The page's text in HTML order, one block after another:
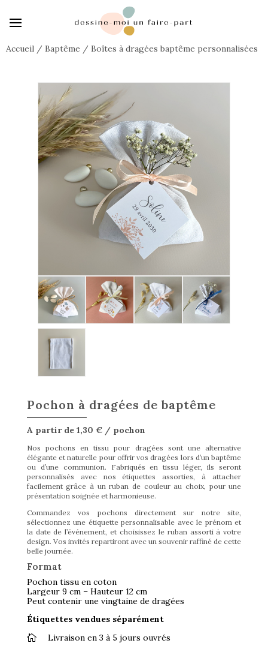
Accueil / Baptême / Boîtes à dragées baptême personnalisées
Pochon à dragées de baptême
A partir de 1,30 € / pochon
Nos pochons en tissu pour dragées sont une alternative
élégante et naturelle pour offrir vos dragées lors d’un baptême
ou d’une communion. Fabriqués en tissu léger, ils seront
personnalisés avec nos étiquettes assorties, à attacher
facilement grâce à un ruban de couleur au choix, pour une
présentation soignée et harmonieuse.
Commandez vos pochons directement sur notre site,
sélectionnez une étiquette personnalisable avec le prénom et
la date de l’événement, et choisissez le ruban assorti à votre
design. Vos invités repartiront avec un souvenir raffiné de cette
belle journée.
Format
Pochon tissu en coton
Largeur 9 cm – Hauteur 12 cm
Peut contenir une vingtaine de dragées
Étiquettes vendues séparément
 Livraison en 3 à 5 jours ouvrés